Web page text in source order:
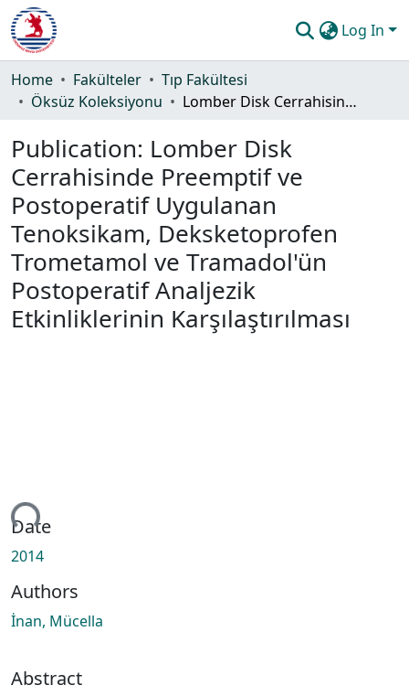
Log In
Communities & Collections
Statistics
Guide
Home Fakülteler
Tıp Fakültesi
Öksüz Koleksiyonu
Lomber Disk Cerrahisinde Preemptif ve Postoperatif Uygulanan Tenoksikam, Deksketoprofen Trometamol ve Tramadol'ün Postoperatif Analjezik Etkinliklerinin Karşılaştırılması
Publication: Lomber Disk
Cerrahisinde Preemptif ve
Postoperatif Uygulanan
Tenoksikam, Deksketoprofen
Trometamol ve Tramadol'ün
Postoperatif Analjezik
Etkinliklerinin Karşılaştırılması
Loading...
Date
2014
Authors
İnan, Mücella
Abstract